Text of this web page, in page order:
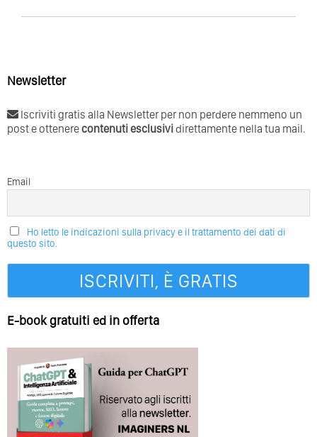
Newsletter
Iscriviti gratis alla Newsletter per non perdere nemmeno un
post e ottenerecontenuti esclusividirettamente nella tua mail.
Email
Ho letto le indicazioni sulla privacy e il trattamento dei dati di
questo sito.
E-book gratuiti ed in offerta